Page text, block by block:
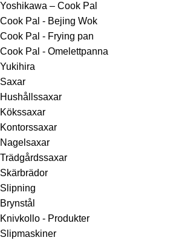
Yoshikawa – Cook Pal
Cook Pal - Bejing Wok
Cook Pal - Frying pan
Cook Pal - Omelettpanna
Yukihira
Saxar
Hushållssaxar
Kökssaxar
Kontorssaxar
Nagelsaxar
Trädgårdssaxar
Skärbrädor
Slipning
Brynstål
Knivkollo - Produkter
Slipmaskiner